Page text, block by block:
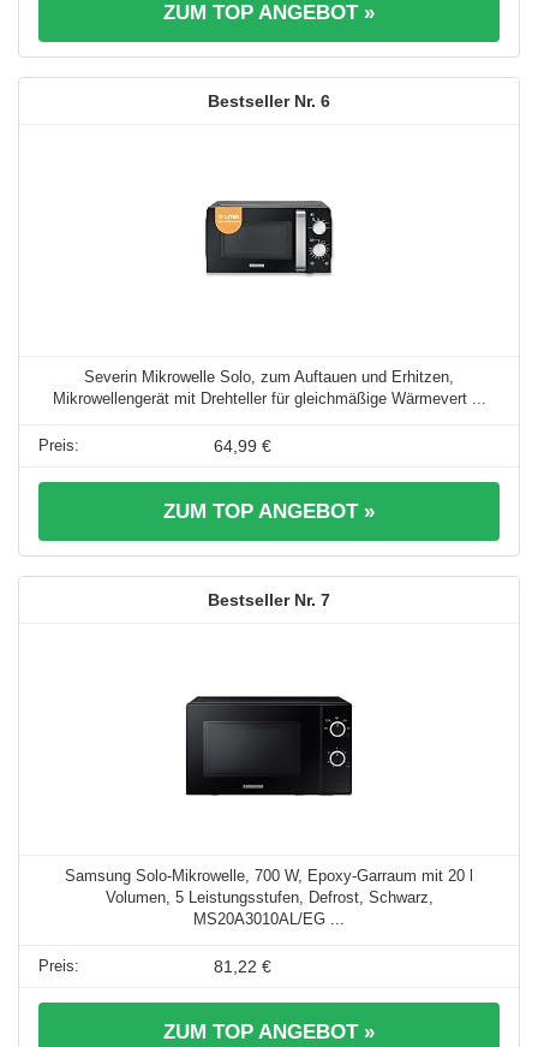
ZUM TOP ANGEBOT »
6
Severin Mikrowelle Solo, zum Auftauen und Erhitzen,
Mikrowellengerät mit Drehteller für gleichmäßige Wärmevert ...
64,99 €
ZUM TOP ANGEBOT »
7
Samsung Solo-Mikrowelle, 700 W, Epoxy-Garraum mit 20 l
Volumen, 5 Leistungsstufen, Defrost, Schwarz,
MS20A3010AL/EG ...
81,22 €
ZUM TOP ANGEBOT »